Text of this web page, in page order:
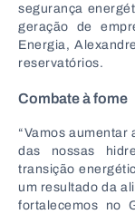
segurança
geração de
Energia,
reservatórios.
Combate à fome
“Vamos
das nossas
transição
um resultado da
fortalecemos no